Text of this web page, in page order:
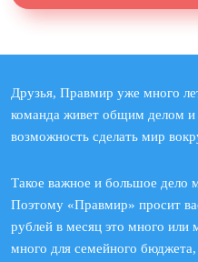
Друзья, Правмир уже много
команда живет общим делом
возможность сделать мир
Такое важное и большое дело
Поэтому «Правмир» просит
рублей в месяц это много или
много для семейного